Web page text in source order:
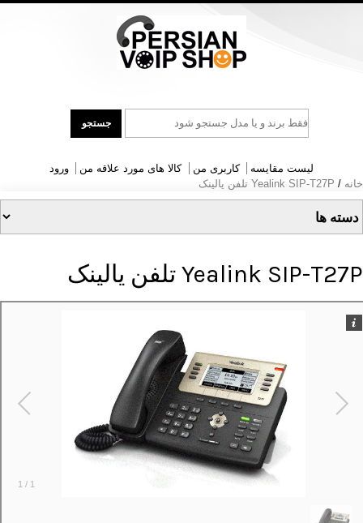
جست
و
جستجو
لیست مقایسه کاربری من کالا های مورد علاقه من
ورود
خانه / Yealink SIP-T27P تلفن یالینک
Yealink SIP-T27P تلفن یالینک
1
/
1